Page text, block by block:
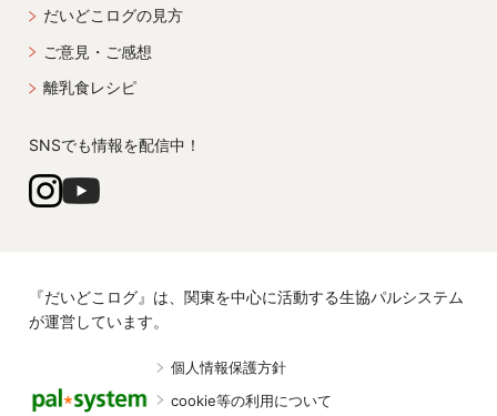
だいどこログの見方
ご意見・ご感想
離乳食レシピ
SNSでも情報を配信中！
『だいどこログ』は、関東を中心に活動する生協パルシステム
が運営しています。
個人情報保護方針
cookie等の利用について